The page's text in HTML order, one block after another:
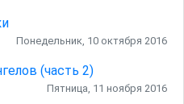
Понедельник, 10 октября 2016
(часть 2)
Пятница, 11 ноября 2016